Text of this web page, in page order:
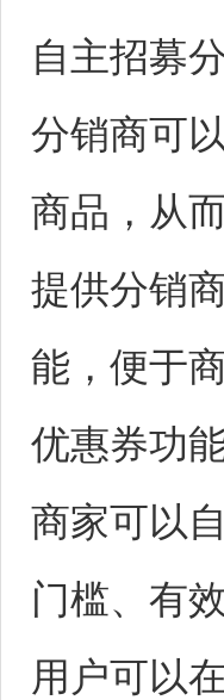
自主招募
分销商可
商品，从
提供分销
能，便于
优惠券功能
商家可以
门槛、有
用户可以